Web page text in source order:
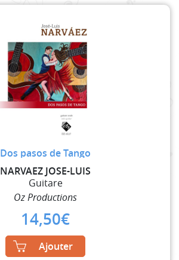
Dos pasos de Tango
NARVAEZ JOSE-LUIS
Guitare
Oz Productions
14,50€
Ajouter